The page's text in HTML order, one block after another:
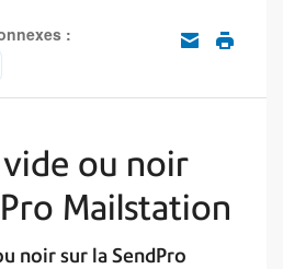
:
vide ou noir
Mailstation
noir sur la SendPro